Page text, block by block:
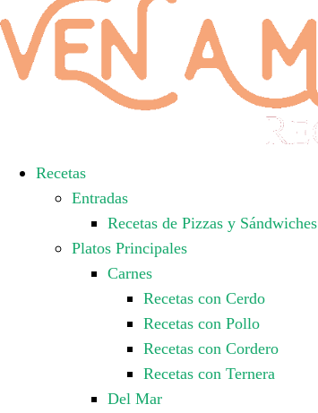
Recetas
Entradas
Recetas de Pizzas y Sándwiches
Platos Principales
Carnes
Recetas con Cerdo
Recetas con Pollo
Recetas con Cordero
Recetas con Ternera
Del Mar